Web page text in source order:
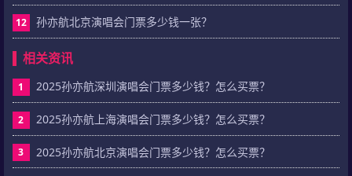
12 孙亦航北京演唱会门票多少钱一张？
相关资讯
1 2025孙亦航深圳演唱会门票多少钱？怎么买票？
2 2025孙亦航上海演唱会门票多少钱？怎么买票？
3 2025孙亦航北京演唱会门票多少钱？怎么买票？